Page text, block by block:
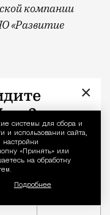
системы для сбора и
и использовании сайта,
«Принять» или
на обработку
Подробнее
компании
«Развитие
сначала
×